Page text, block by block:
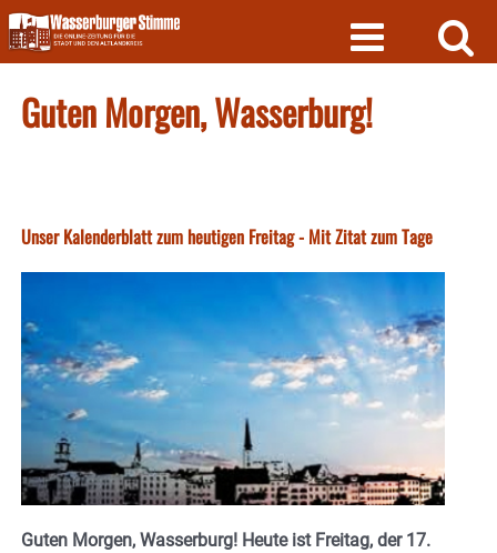
Skip
to
content
Guten Morgen, Wasserburg!
Unser Kalenderblatt zum heutigen Freitag - Mit Zitat zum Tage
Guten Morgen, Wasserburg! Heute ist Freitag, der 17.